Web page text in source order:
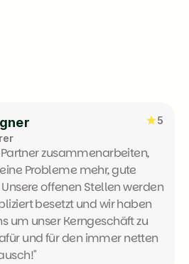
lieber andere reden. 5
zusammenarbeiten,
Probleme mehr, gute
offenen Stellen werden
besetzt und wir haben
um unser Kerngeschäft zu
und für den immer netten